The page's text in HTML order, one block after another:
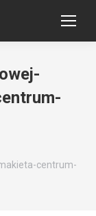
centrum-